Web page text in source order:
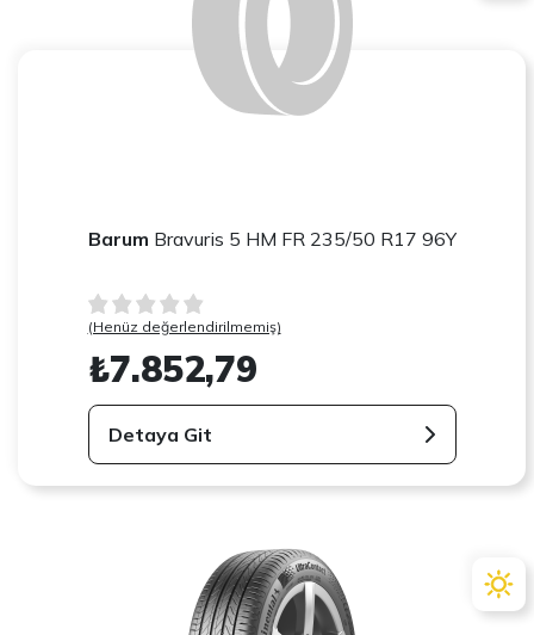
Barum Bravuris 5 HM FR 235/50 R17 96Y
(Henüz değerlendirilmemiş)
₺7.852,79
Detaya Git